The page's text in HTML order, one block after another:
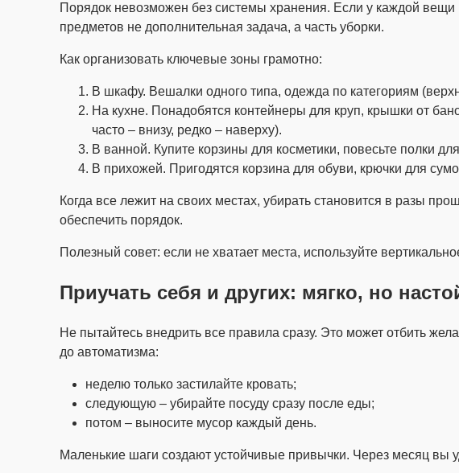
Порядок невозможен без системы хранения. Если у каждой вещи
предметов не дополнительная задача, а часть уборки.
Как организовать ключевые зоны грамотно:
В шкафу. Вешалки одного типа, одежда по категориям
На кухне. Понадобятся контейнеры для круп, крышки от
часто – внизу, редко – наверху).
В ванной. Купите корзины для косметики, повесьте полки
В прихожей. Пригодятся корзина для обуви, крючки для
Когда все лежит на своих местах, убирать становится в разы
обеспечить порядок.
Полезный совет: если не хватает места, используйте
Приучать себя и других: мягко, но
Не пытайтесь внедрить все правила сразу. Это может отбить
до автоматизма:
неделю только застилайте кровать;
следующую – убирайте посуду сразу после еды;
потом – выносите мусор каждый день.
Маленькие шаги создают устойчивые привычки. Через месяц вы